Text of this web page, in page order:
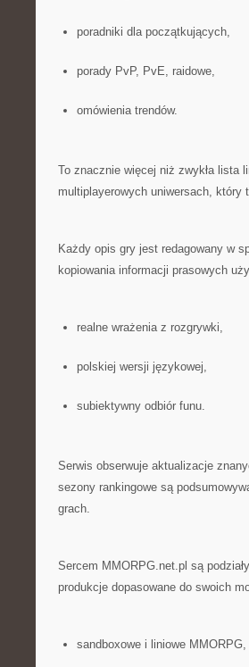
poradniki dla początkujących,
porady PvP, PvE, raidowe,
omówienia trendów.
To znacznie więcej niż zwykła lista
multiplayerowych uniwersach,
Każdy opis gry jest redagowany w
kopiowania informacji prasowych
realne wrażenia z rozgrywki,
polskiej wersji językowej,
subiektywny odbiór funu.
Serwis obserwuje aktualizacje
sezony rankingowe są
grach.
Sercem MMORPG.net.pl są
produkcje dopasowane do swoich
sandboxowe i liniowe MMORPG,